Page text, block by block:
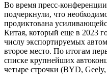
Во время пресс-
подчеркнули, что
продиктована
Китая, который еще в 2023
числу экспортируемых
второе место. По итогам
списке крупнейших
четыре строчки (BYD,